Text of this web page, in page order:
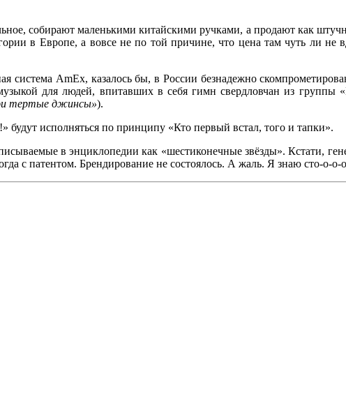
собирают маленькими китайскими ручками, а продают как
в Европе, а вовсе не по той причине, что цена там чуть ли
система AmEx, казалось бы, в России безнадежно
для людей, впитавших в себя гимн свердловчан из группы
тертые джинсы»).
будут исполняться по принципу «Кто первый встал, того и тапки».
в энциклопедии как «шестиконечные звёзды». Кстати,
с патентом. Брендирование не состоялось. А жаль. Я знаю сто-о-